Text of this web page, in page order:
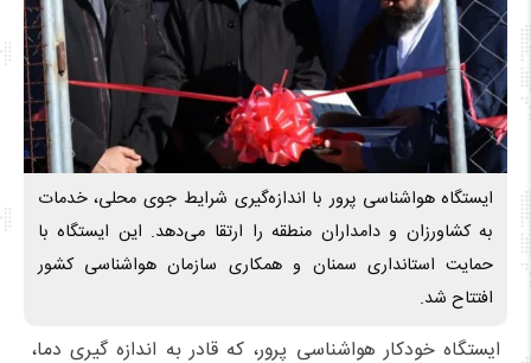
ایستگاه هواشناسی پرور با اندازه‌گیری شرایط جوی محلی، خدمات
به کشاورزان و دامداران منطقه را ارتقا می‌دهد. این ایستگاه با
حمایت استانداری سمنان و همکاری سازمان هواشناسی کشور
افتتاح شد.
ایستگاه خودکار هواشناسی پرور، که قادر به اندازه گیری دما،